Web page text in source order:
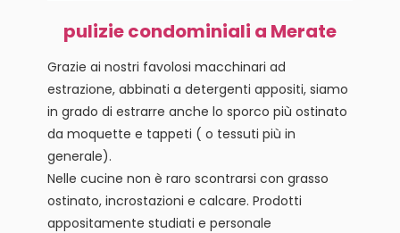
pulizie condominiali a Merate
Grazie ai nostri favolosi macchinari ad
estrazione, abbinati a detergenti appositi, siamo
in grado di estrarre anche lo sporco più ostinato
da moquette e tappeti ( o tessuti più in
generale).
Nelle cucine non è raro scontrarsi con grasso
ostinato, incrostazioni e calcare. Prodotti
appositamente studiati e personale